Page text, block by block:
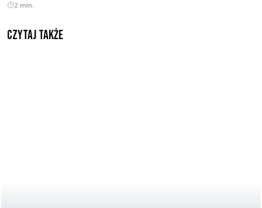
2 min.
Czytaj także